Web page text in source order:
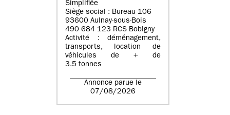
Simplifiée
Siège social : Bureau 106
93600 Aulnay-sous-Bois
490 684 123 RCS Bobigny
Activité : déménagement,
transports, location de
véhicules de + de
3.5 tonnes
Annonce parue le
07/08/2026